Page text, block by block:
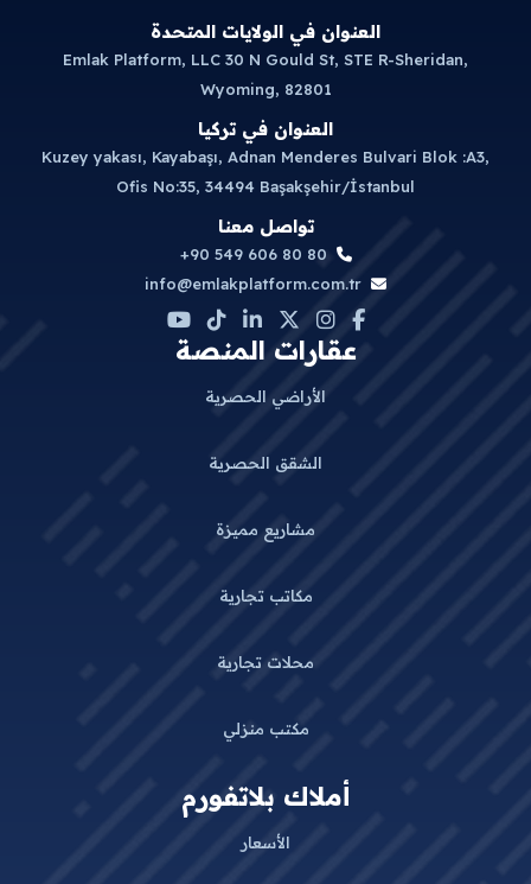
العنوان في الولايات المتحدة
Emlak Platform, LLC 30 N Gould St, STE R-Sheridan,
Wyoming, 82801
العنوان في تركيا
Kuzey yakası, Kayabaşı, Adnan Menderes Bulvari Blok :A3,
Ofis No:35, 34494 Başakşehir/İstanbul
تواصل معنا
+90 549 606 80 80
info@emlakplatform.com.tr
عقارات المنصة
الأراضي الحصرية
الشقق الحصرية
مشاريع مميزة
مكاتب تجارية
محلات تجارية
مكتب منزلي
أملاك بلاتفورم
الأسعار